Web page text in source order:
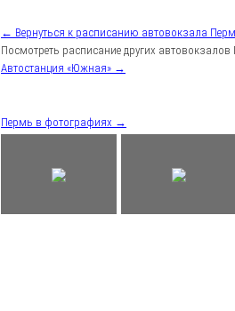
← Вернуться к расписанию автовокзала
Посмотреть расписание других
Автостанция «Южная» →
Пермь в фотографиях →